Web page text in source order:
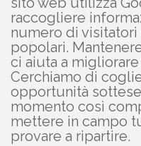
raccogliere
numero di
popolari.
ci aiuta a
Cerchiamo di
opportunità
momento così
mettere in campo
provare a ripartire.